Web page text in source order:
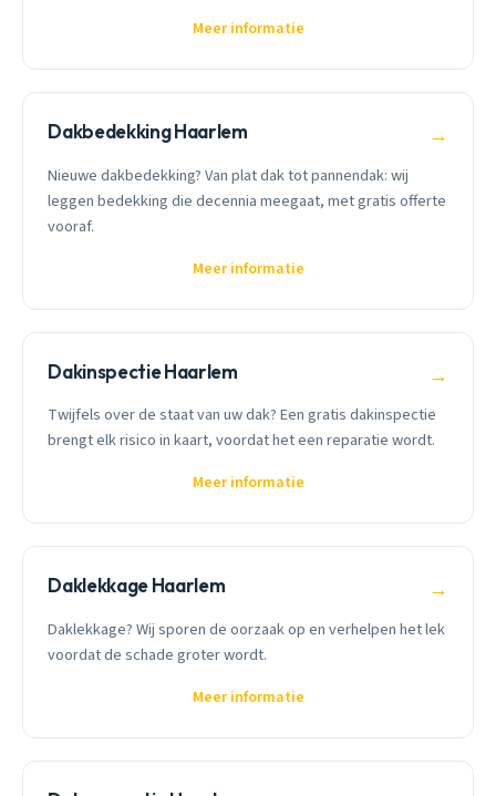
Meer informatie
Dakbedekking Haarlem →
Nieuwe dakbedekking? Van plat dak tot pannendak: wij
leggen bedekking die decennia meegaat, met gratis offerte
vooraf.
Meer informatie
Dakinspectie Haarlem →
Twijfels over de staat van uw dak? Een gratis dakinspectie
brengt elk risico in kaart, voordat het een reparatie wordt.
Meer informatie
Daklekkage Haarlem →
Daklekkage? Wij sporen de oorzaak op en verhelpen het lek
voordat de schade groter wordt.
Meer informatie